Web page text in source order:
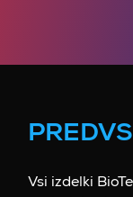
Vsi izdelki